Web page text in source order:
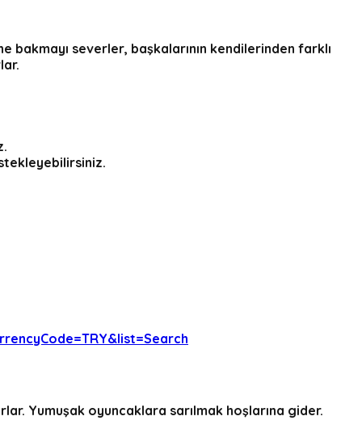
severler, başkalarının kendilerinden farklı
Yumuşak oyuncaklara sarılmak hoşlarına gider.